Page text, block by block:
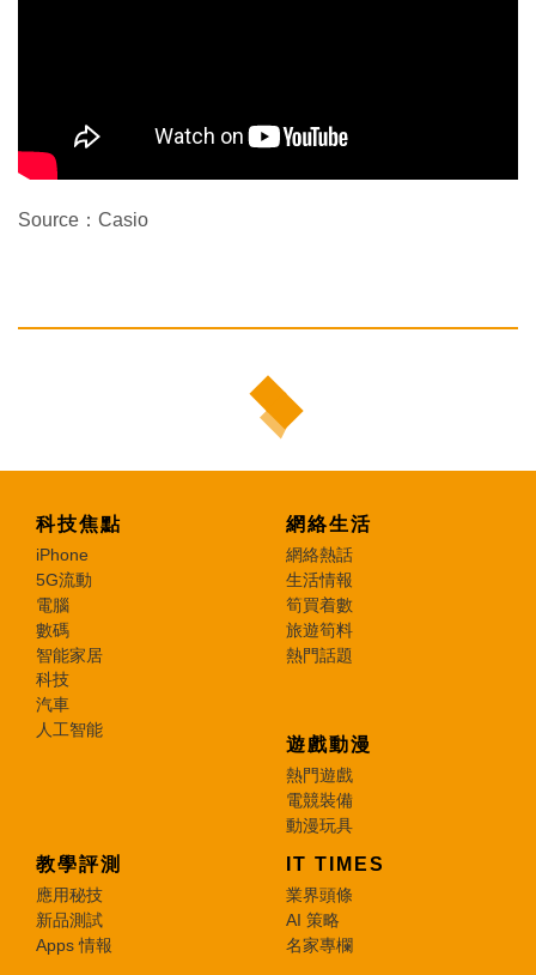
Source：Casio
科技焦點
iPhone
5G流動
電腦
數碼
智能家居
科技
汽車
人工智能
網絡生活
網絡熱話
生活情報
筍買着數
旅遊筍料
熱門話題
遊戲動漫
熱門遊戲
電競裝備
動漫玩具
教學評測
應用秘技
新品測試
Apps 情報
IT TIMES
業界頭條
AI 策略
名家專欄